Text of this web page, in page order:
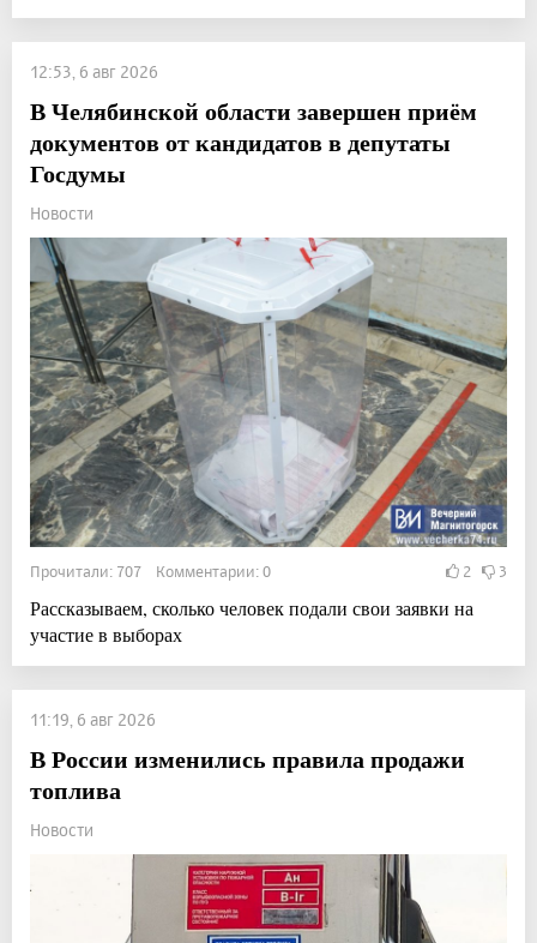
12:53, 6 авг 2026
В Челябинской области завершен приём
документов от кандидатов в депутаты
Госдумы
Новости
Прочитали: 707 Комментарии: 0 2 3
Рассказываем, сколько человек подали свои заявки на
участие в выборах
11:19, 6 авг 2026
В России изменились правила продажи
топлива
Новости